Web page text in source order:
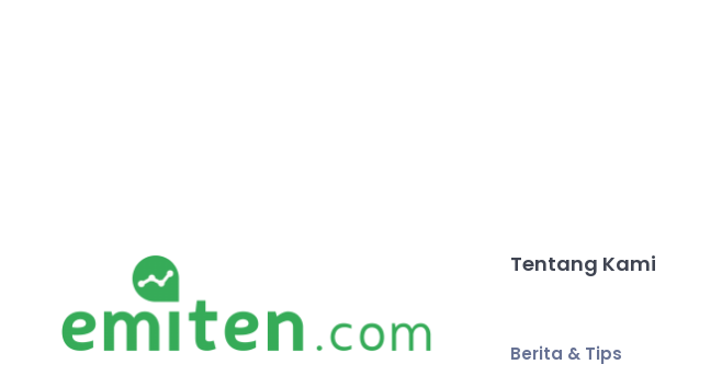
Tentang Kami
Berita & Tips